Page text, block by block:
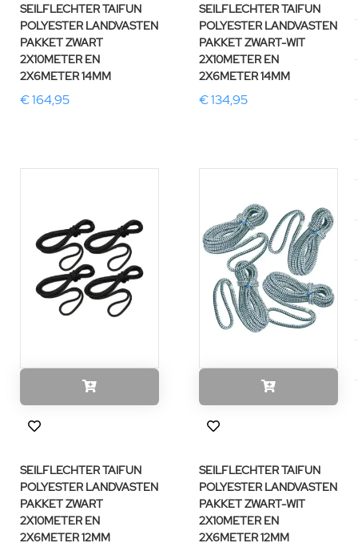
SEILFLECHTER TAIFUN
POLYESTER LANDVASTEN
PAKKET ZWART
2X10METER EN
2X6METER 14MM
€ 164,95
SEILFLECHTER TAIFUN
POLYESTER LANDVASTEN
PAKKET ZWART-WIT
2X10METER EN
2X6METER 14MM
€ 134,95
SEILFLECHTER TAIFUN
POLYESTER LANDVASTEN
PAKKET ZWART
2X10METER EN
2X6METER 12MM
SEILFLECHTER TAIFUN
POLYESTER LANDVASTEN
PAKKET ZWART-WIT
2X10METER EN
2X6METER 12MM